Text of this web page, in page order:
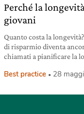
Perché la
giovani
Quanto costa la
di risparmio diventa
chiamati a pianificare la
Best practice 28